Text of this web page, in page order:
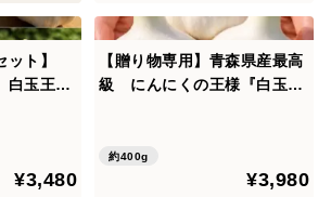
、“主役になるにんにく”としてお使
ト】
白玉王』
王バラ：
ート緑1k
¥3,480
【贈り物専用】青森県産最高
級 にんにくの王様『白玉
贈り物・日々頑張っている自
分への最高の贈り物～
約400g
¥3,980